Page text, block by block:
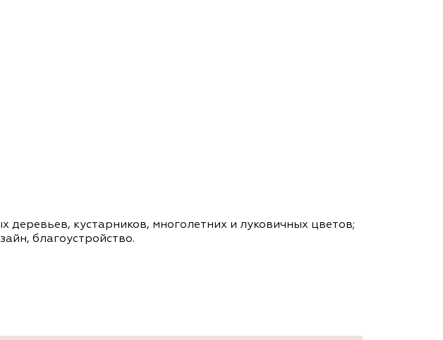
кустарников, многолетних и луковичных цветов;
благоустройство.